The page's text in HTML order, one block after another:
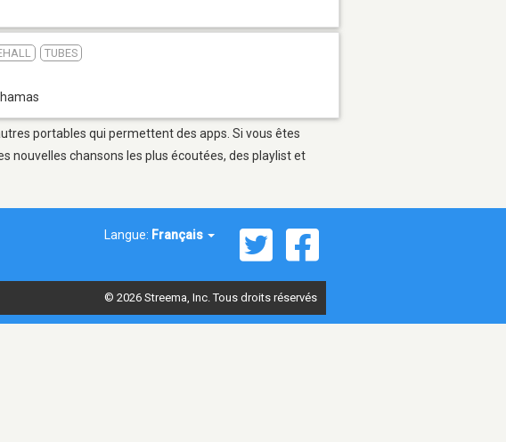
TUBES
portables qui permettent des apps. Si vous êtes
nouvelles chansons les plus écoutées, des playlist et
Langue: Français
© 2026 Streema, Inc. Tous droits réservés